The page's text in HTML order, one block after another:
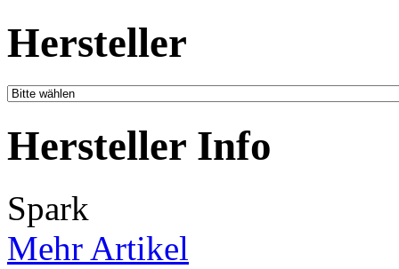
Hersteller
Hersteller Info
Spark
Mehr Artikel